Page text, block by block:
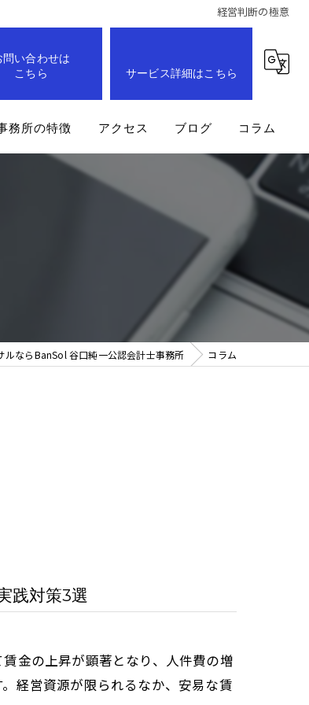
経営判断の極意
問い合わせは
こちら
サービス詳細はこちら
務所の特徴 アクセス ブログ コラム
ルならBanSol 谷口純一公認会計士事務所 コラム
践対策3選
金の上昇が顕著となり、人件費の増
経営資源が限られるなか、安易な賃